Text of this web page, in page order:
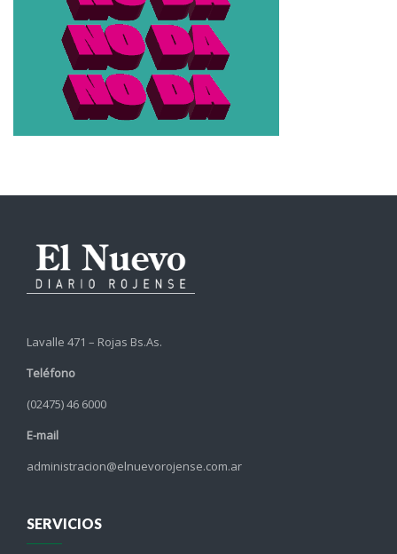
Lavalle 471 – Rojas Bs.As.
Teléfono
(02475) 46 6000
E-mail
administracion@elnuevorojense.com.ar
SERVICIOS